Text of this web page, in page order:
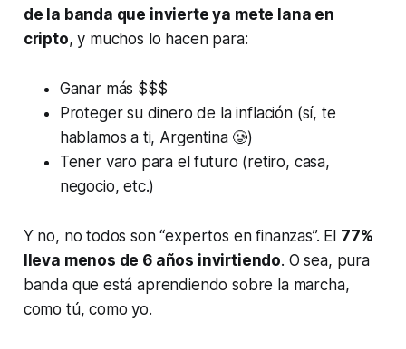
de la banda que invierte ya mete lana en
cripto, y muchos lo hacen para:
Ganar más $$$
Proteger su dinero de la inflación (sí, te
hablamos a ti, Argentina 🥲)
Tener varo para el futuro (retiro, casa,
negocio, etc.)
Y no, no todos son “expertos en finanzas”. El 77%
lleva menos de 6 años invirtiendo. O sea, pura
banda que está aprendiendo sobre la marcha,
como tú, como yo.